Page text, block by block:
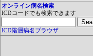
オンライン病名検索
ICDコードでも検索できます
ICD階層病名ブラウザ